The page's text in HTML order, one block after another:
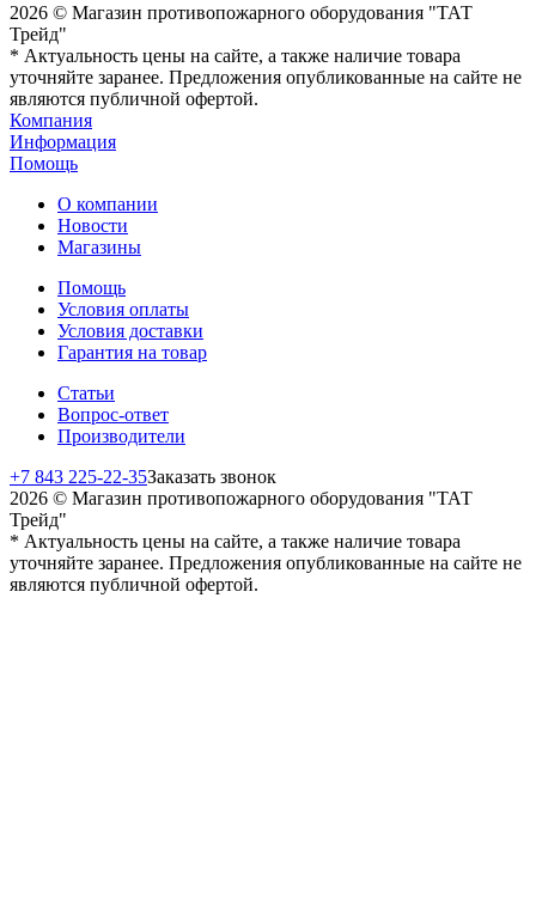
2026 © Магазин противопожарного оборудования "ТАТ
Трейд"
* Актуальность цены на сайте, а также наличие товара
уточняйте заранее. Предложения опубликованные на сайте не
являются публичной офертой.
Компания
Информация
Помощь
О компании
Новости
Магазины
Помощь
Условия оплаты
Условия доставки
Гарантия на товар
Статьи
Вопрос-ответ
Производители
+7 843 225-22-35Заказать звонок
2026 © Магазин противопожарного оборудования "ТАТ
Трейд"
* Актуальность цены на сайте, а также наличие товара
уточняйте заранее. Предложения опубликованные на сайте не
являются публичной офертой.